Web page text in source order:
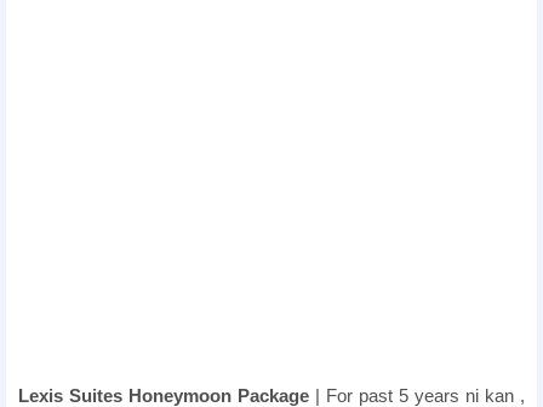
Lexis Suites Honeymoon Package | For past 5 years ni kan ,